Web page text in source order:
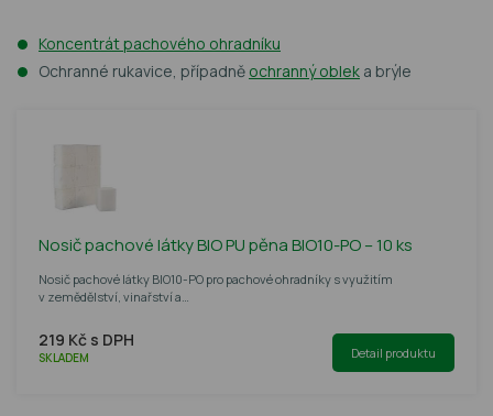
Koncentrát pachového ohradníku
Ochranné rukavice, případně ochranný oblek a brýle
Nosič pachové látky BIO PU pěna BIO10-PO – 10 ks
Nosič pachové látky BIO10-PO pro pachové ohradníky s využitím
v zemědělství, vinařství a…
219 Kč s DPH
SKLADEM Detail produktu